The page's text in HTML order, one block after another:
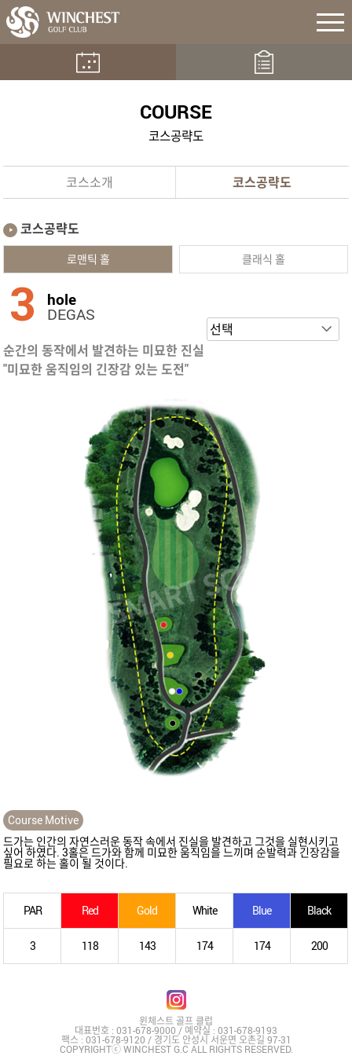
COURSE
코스공략도
코스소개 코스공략도
코스공략도
로맨틱 홀 클래식 홀
3 hole
DEGAS
순간의 동작에서 발견하는 미묘한 진실
"미묘한 움직임의 긴장감 있는 도전"
Course Motive
드가는 인간의 자연스러운 동작 속에서 진실을 발견하고 그것을 실현시키고
싶어 하였다. 3홀은 드가와 함께 미묘한 움직임을 느끼며 순발력과 긴장감을
필요로 하는 홀이 될 것이다.
PAR Red Gold White Blue Black
3 118 143 174 174 200
윈체스트 골프 클럽
대표번호 : 031-678-9000 / 예약실 : 031-678-9193
팩스 : 031-678-9120 / 경기도 안성시 서운면 오촌길 97-31
COPYRIGHTⓒ WINCHEST G.C ALL RIGHTS RESERVED.